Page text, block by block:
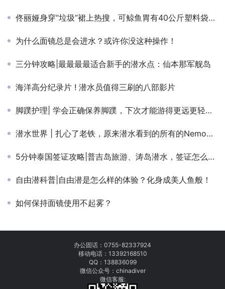
佟丽娅身穿“垃圾”裙上热搜，可鲸鱼胃有40公斤塑料袋…
为什么面镜总是会进水？或许你没这种操作！
三分钟攻略|最最最最适合新手的潜水点：仙本那军舰岛
海洋高分纪录片 ! 潜水员值得三刷的八部影片
脚蹼护理| 学会正确保养脚蹼，下次才能游得更远更轻松！
潜水世界 | 扎心了老铁，原来潜水看到的所有的Nemo小丑鱼都是男性！
5分钟泰国签证攻略|普吉岛旅游、涛岛潜水，签证怎么办？手把手教你泰国签证办理！
自由潜科普|自由潜是怎么样的体验？化身成美人鱼般！
如何保持面镜使用不起雾？
办公固话： 0755-82337924
移动电话： 13392168510
QQ：138836099
微信公众号：chinadiver
微信客服: